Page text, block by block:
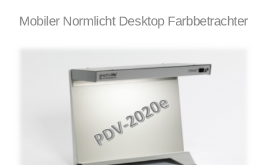
Mobiler Normlicht Desktop Farbbetrachter